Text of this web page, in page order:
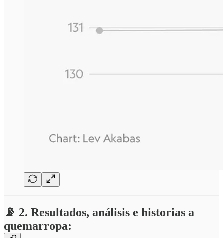
📡 2. Resultados, análisis e historias a
quemarropa: